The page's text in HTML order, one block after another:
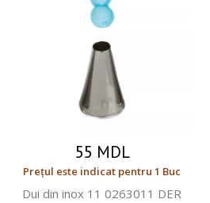
55 MDL
Prețul este indicat pentru 1 Buc
Dui din inox 11 0263011 DER